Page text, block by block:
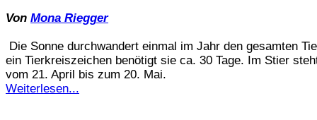
Von Mona Riegger
Die Sonne durchwandert einmal im Jahr den gesamten
ein Tierkreiszeichen benötigt sie ca. 30 Tage. Im Stier
vom 21. April bis zum 20. Mai.
Weiterlesen...